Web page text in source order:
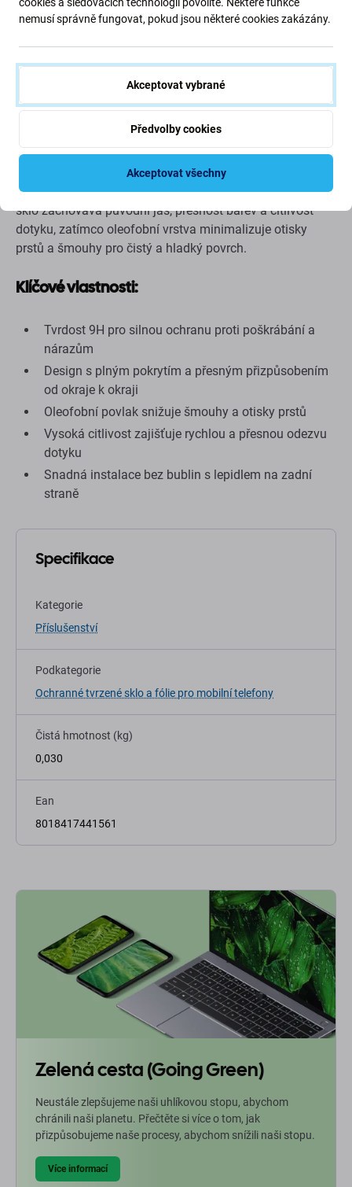
Popis a specifikace Doprava a vrácení
SBS – Tvrzené sklo Full Cover pro Xiaomi Redmi Note
Chraňte displej svého telefonu Xiaomi Redmi Note 12
tvrzeným sklem SBS Full Cover. Toto ochranné sklo od
okraje k okraji poskytuje vysokou odolnost proti
poškrábání, pádům a každodennímu nošení. Ultra čiré
sklo zachovává původní jas, přesnost barev a citlivost
dotyku, zatímco oleofobní vrstva minimalizuje otisky
prstů a šmouhy pro čistý a hladký povrch.
Klíčové vlastnosti:
Tvrdost 9H pro silnou ochranu proti poškrábání a
nárazům
Design s plným pokrytím a přesným přizpůsobením
od okraje k okraji
Oleofobní povlak snižuje šmouhy a otisky prstů
Vysoká citlivost zajišťuje rychlou a přesnou odezvu
dotyku
Snadná instalace bez bublin s lepidlem na zadní
straně
Specifikace
Kategorie
Příslušenství
Podkategorie
Ochranné tvrzené sklo a fólie pro mobilní telefony
Čistá hmotnost (kg)
0,030
Ean
8018417441561
Zelená cesta (Going Green)
Neustále zlepšujeme naši uhlíkovou stopu, abychom
chránili naši planetu. Přečtěte si více o tom, jak
přizpůsobujeme naše procesy, abychom snížili naši stopu.
Více informací
nemusí správně fungovat, pokud jsou některé cookies zakázány.
Akceptovat vybrané
Předvolby cookies
Akceptovat všechny